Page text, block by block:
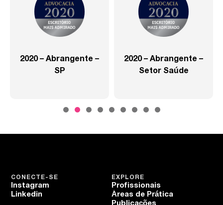
2020 – Abrangente –
SP
2020 – Abrangente –
Setor Saúde
EXPLORE
Profissionais
Áreas de Prática
Publicações
CONECTE-SE
Instagram
Linkedin